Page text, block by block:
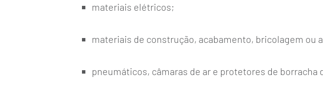
materiais elétricos;
materiais de construção, acabamento, bricolagem ou
pneumáticos, câmaras de ar e protetores de borracha